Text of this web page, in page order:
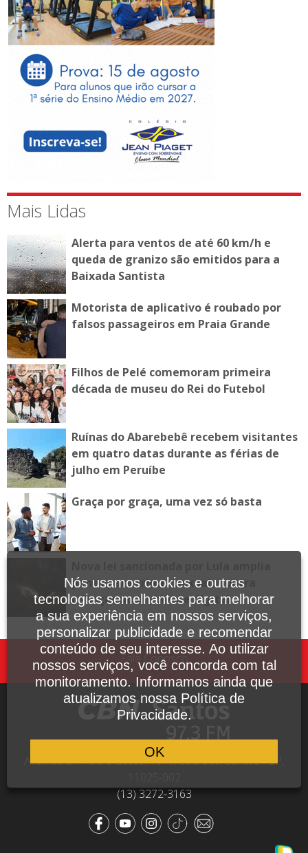
Mais Lidas
Alerta para ventos de até 60 km/h e
queda de granizo são emitidos para a
Baixada Santista
Motorista de aplicativo é roubado por
falsos passageiros em Praia Grande
Filhos de Pelé comemoram primeira
década de museu do Rei do Futebol
Ruínas do Abarebebê recebem visitantes
em quatro datas durante as férias de
julho em Peruíbe
Graça por graça, uma vez só basta
penas para crimes sexuais contra
crianças no ambiente digital
Fale Conosco
Avenida Dr. Pedro Lessa, 1640, sala 809, Santos - SP,
(13) 3272-3163
Nós usamos cookies e outras
tecnologias semelhantes para melhorar
a sua experiência em nossos serviços,
personalizar publicidade e recomendar
conteúdo de seu interesse. Ao utilizar
nossos serviços, você concorda com tal
monitoramento. Informamos ainda que
atualizamos nossa Política de
Privacidade.
OK